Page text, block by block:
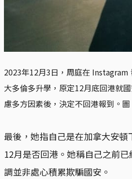
2023年12月3日，周庭在 Instagram
大多倫多升學，原定12月底回港就
慮多方因素後，決定不回港報到。
最後，她指自己是在加拿大安頓
12月是否回港。她稱自己之前
調並非處心積累欺騙國安。